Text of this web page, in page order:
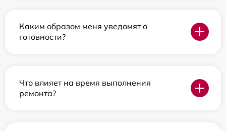
Каким образом меня уведомят о
готовности?
Что влияет на время выполнения
ремонта?